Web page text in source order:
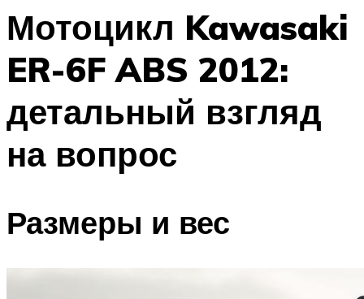
Мотоцикл Kawasaki
ER-6F ABS 2012:
детальный взгляд
на вопрос
Размеры и вес